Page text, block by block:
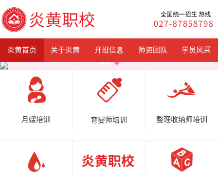
炎黄首页 关于炎黄 开班信息 师资团队 学员风采
月嫂培训 育婴师培训 整理收纳师培训